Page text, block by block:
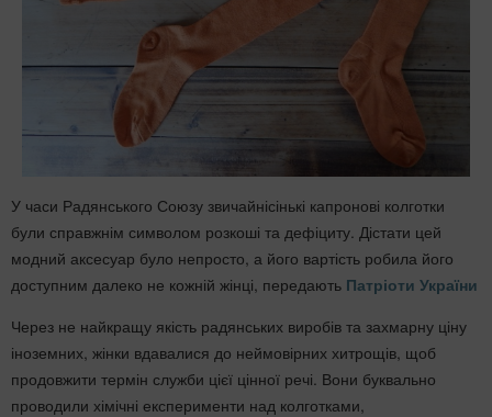
У часи Радянського Союзу звичайнісінькі капронові колготки
були справжнім символом розкоші та дефіциту. Дістати цей
модний аксесуар було непросто, а його вартість робила його
доступним далеко не кожній жінці, передають Патріоти України
Через не найкращу якість радянських виробів та захмарну ціну
іноземних, жінки вдавалися до неймовірних хитрощів, щоб
продовжити термін служби цієї цінної речі. Вони буквально
проводили хімічні експерименти над колготками,